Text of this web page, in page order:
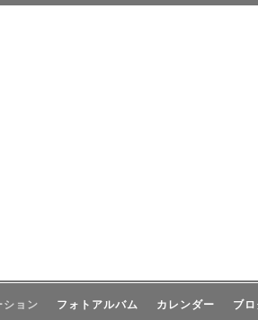
ション フォトアルバム カレンダー ブ